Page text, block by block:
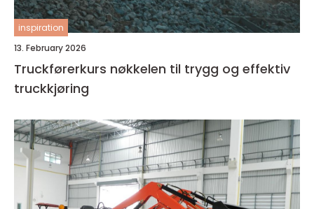
inspiration
13. February 2026
Truckførerkurs nøkkelen til trygg og effektiv
truckkjøring